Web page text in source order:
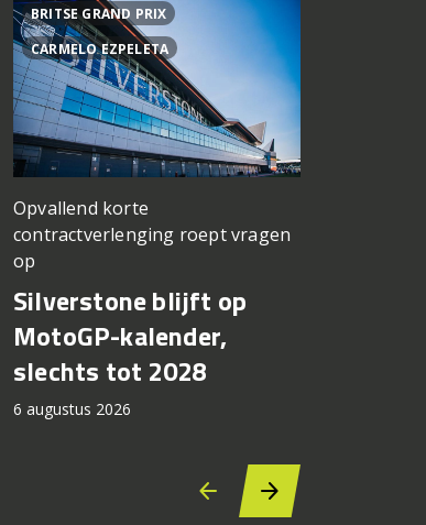
BRITSE GRAND PRIX
CARMELO EZPELETA
Opvallend korte
contractverlenging roept vragen
op
Silverstone blijft op
MotoGP-kalender,
slechts tot 2028
6 augustus 2026